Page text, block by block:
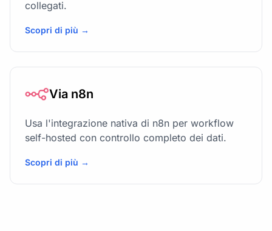
collegati.
Scopri di più →
Via n8n
Usa l'integrazione nativa di n8n per workflow
self-hosted con controllo completo dei dati.
Scopri di più →